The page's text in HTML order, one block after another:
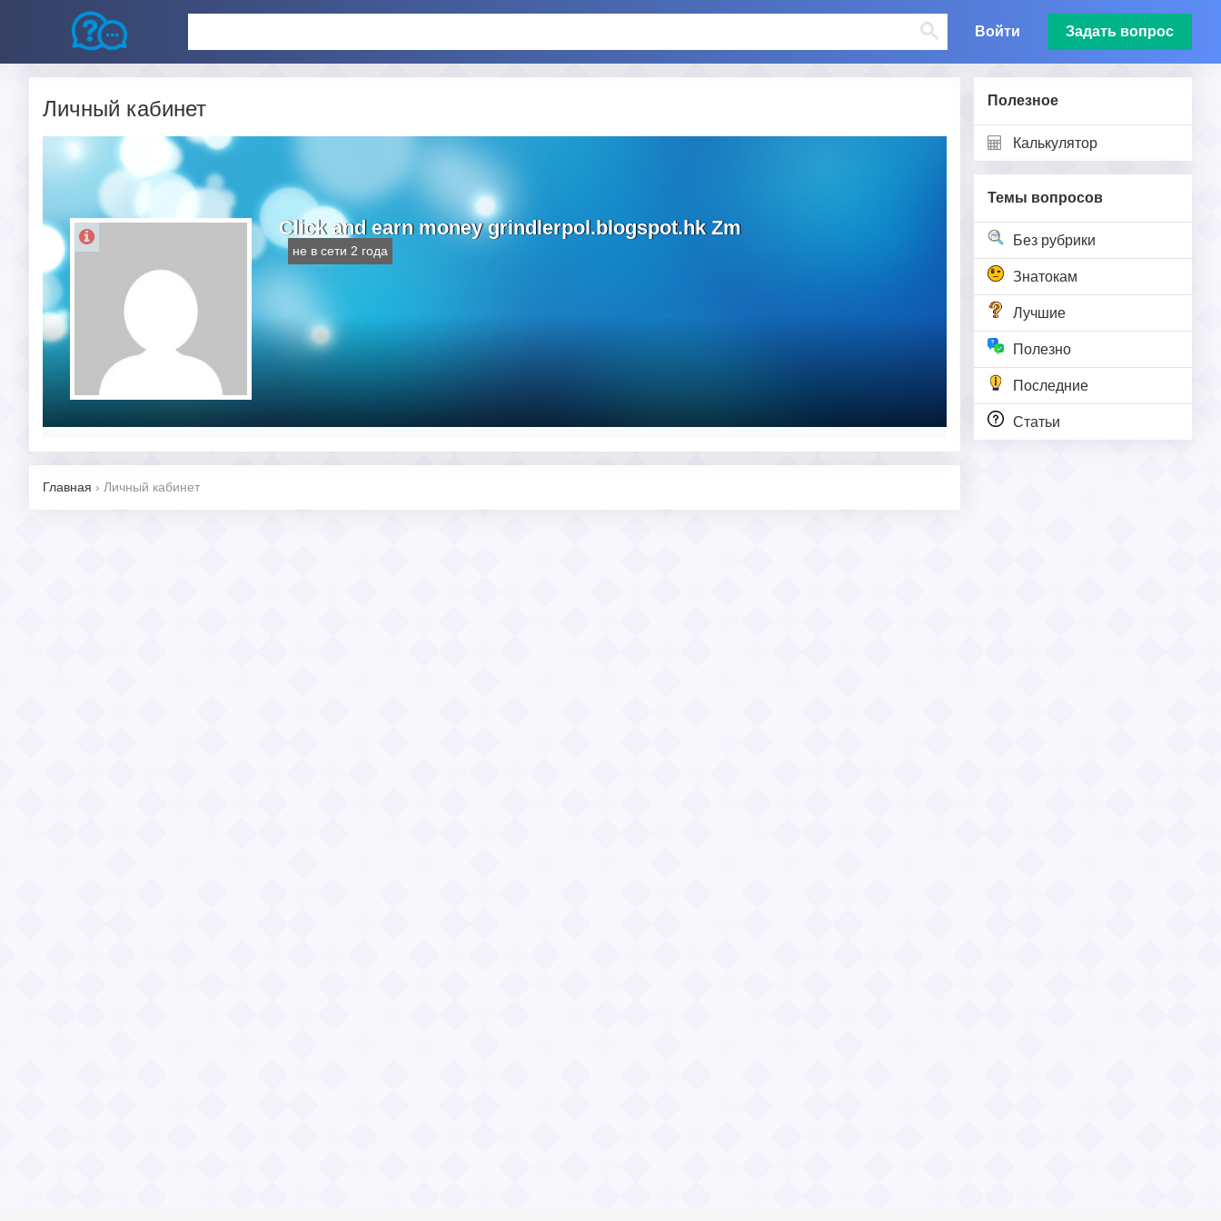
Войти Задать вопрос
Полезное
Калькулятор
Темы вопросов
Без рубрики
Знатокам
Лучшие
Полезно
Последние
Статьи
Личный кабинет
Click and earn money grindlerpol.blogspot.hk Zm
не в сети 2 года
Главная › Личный кабинет